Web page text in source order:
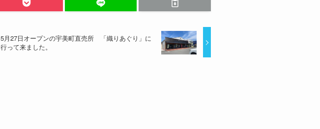
5月27日オープンの宇美町直売所 「織りあぐり」に
行って来ました。